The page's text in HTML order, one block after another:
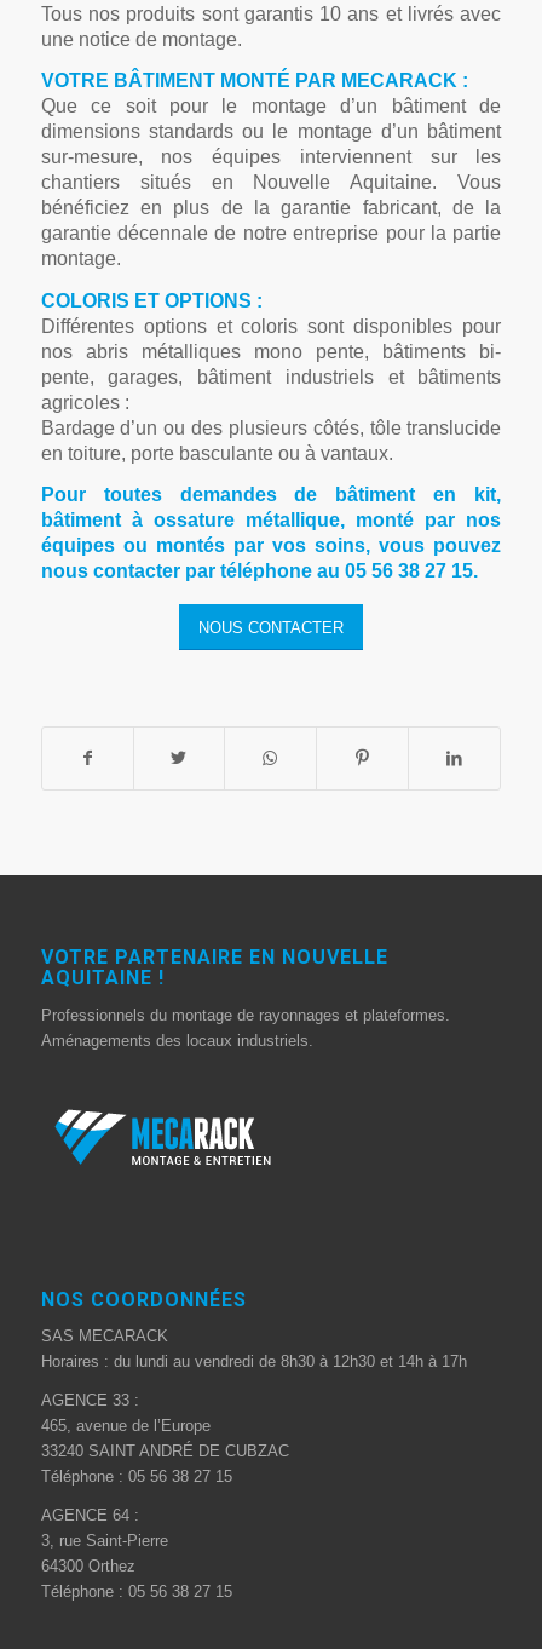
Tous nos produits sont garantis 10 ans et livrés avec
une notice de montage.
VOTRE BÂTIMENT MONTÉ PAR MECARACK :
Que ce soit pour le montage d’un bâtiment de
dimensions standards ou le montage d’un bâtiment
sur-mesure, nos équipes interviennent sur les
chantiers situés en Nouvelle Aquitaine. Vous
bénéficiez en plus de la garantie fabricant, de la
garantie décennale de notre entreprise pour la partie
montage.
COLORIS ET OPTIONS :
Différentes options et coloris sont disponibles pour
nos abris métalliques mono pente, bâtiments bi-
pente, garages, bâtiment industriels et bâtiments
agricoles :
Bardage d’un ou des plusieurs côtés, tôle translucide
en toiture, porte basculante ou à vantaux.
Pour toutes demandes de bâtiment en kit,
bâtiment à ossature métallique, monté par nos
équipes ou montés par vos soins, vous pouvez
nous contacter par téléphone au 05 56 38 27 15.
NOUS CONTACTER
VOTRE PARTENAIRE EN NOUVELLE
AQUITAINE !
Professionnels du montage de rayonnages et plateformes.
Aménagements des locaux industriels.
NOS COORDONNÉES
SAS MECARACK
Horaires : du lundi au vendredi de 8h30 à 12h30 et 14h à 17h
AGENCE 33 :
465, avenue de l’Europe
33240 SAINT ANDRÉ DE CUBZAC
Téléphone : 05 56 38 27 15
AGENCE 64 :
3, rue Saint-Pierre
64300 Orthez
Téléphone : 05 56 38 27 15